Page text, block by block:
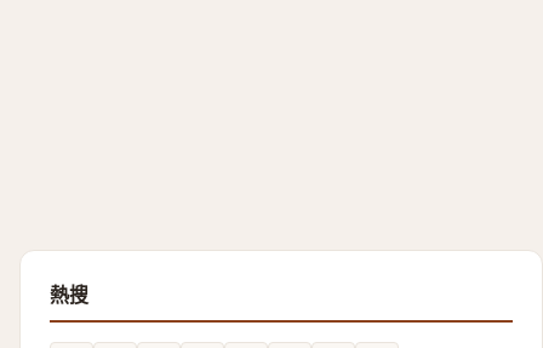
熱搜